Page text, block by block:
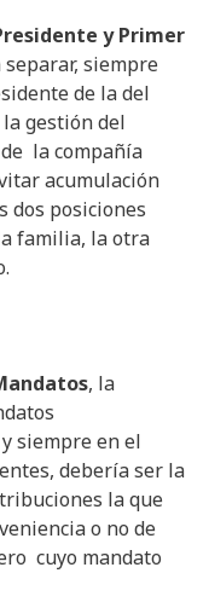
y Primer
siempre
de la del
gestión del
la compañía
acumulación
dos posiciones
familia, la otra
, la
siempre en el
debería ser la
la que
o no de
cuyo mandato